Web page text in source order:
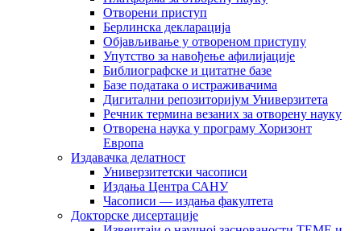
Отворени приступ
Берлинска декларација
Објављивање у отвореном приступу
Упутство за навођење афилијације
Библиографске и цитатне базе
Базе података о истраживачима
Дигитални репозиторијум Универзитета
Рeчник термина везаних за отворену науку
Отворена наука у програму Хоризонт
Европа
Издавачка делатност
Универзитетски часописи
Издања Центра САНУ
Часописи — издања факултета
Докторске дисертације